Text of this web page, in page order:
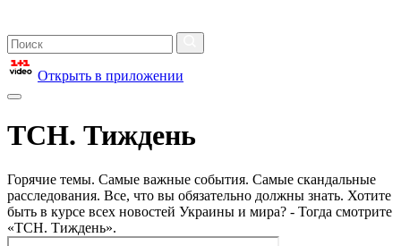
Открыть в приложении
ТСН. Тиждень
Горячие темы. Самые важные события. Самые скандальные
расследования. Все, что вы обязательно должны знать. Хотите
быть в курсе всех новостей Украины и мира? - Тогда смотрите
«ТСН. Тиждень».